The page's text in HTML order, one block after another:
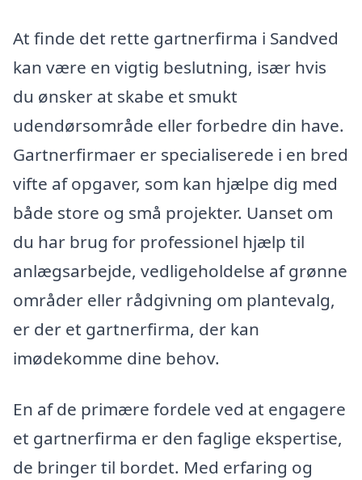
At finde det rette gartnerfirma i Sandved
kan være en vigtig beslutning, især hvis
du ønsker at skabe et smukt
udendørsområde eller forbedre din have.
Gartnerfirmaer er specialiserede i en bred
vifte af opgaver, som kan hjælpe dig med
både store og små projekter. Uanset om
du har brug for professionel hjælp til
anlægsarbejde, vedligeholdelse af grønne
områder eller rådgivning om plantevalg,
er der et gartnerfirma, der kan
imødekomme dine behov.
En af de primære fordele ved at engagere
et gartnerfirma er den faglige ekspertise,
de bringer til bordet. Med erfaring og